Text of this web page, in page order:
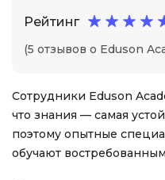
Рейтинг
(5 отзывов о Eduson
Сотрудники Eduson
что знания — самая
поэтому опытные
обучают